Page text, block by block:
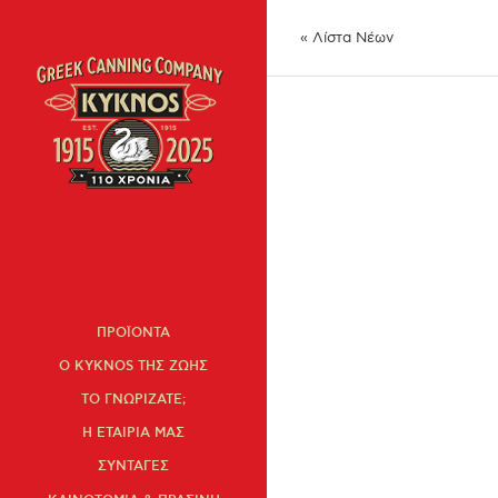
ΠΡΟΪΟΝΤΑ
Ο KYKNOS ΤΗΣ ΖΩΗΣ
ΤΟ ΓΝΩΡΙΖΑΤΕ;
Η ΕΤΑΙΡΙΑ ΜΑΣ
ΣΥΝΤΑΓΕΣ
« Λίστα Νέων